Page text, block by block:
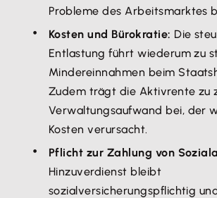
Probleme des Arbeitsmarktes
Kosten und Bürokratie: Die
Entlastung führt wiederum zu
Mindereinnahmen beim
Zudem trägt die Aktivrente zu
Verwaltungsaufwand bei, der
Kosten verursacht.
Pflicht zur Zahlung von
Hinzuverdienst bleibt
sozialversicherungspflichtig